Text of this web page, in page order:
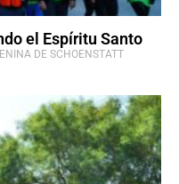
el Espíritu Santo
DE SCHOENSTATT